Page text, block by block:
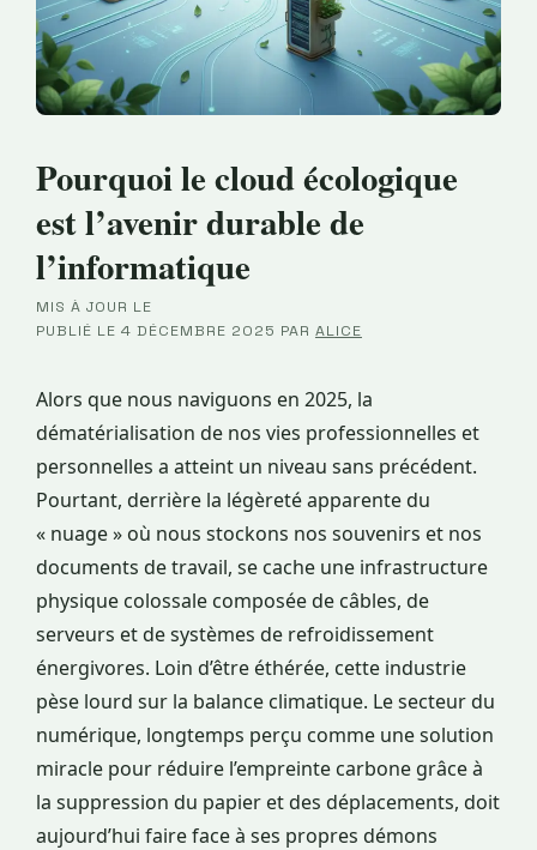
Pourquoi le cloud écologique
est l’avenir durable de
l’informatique
MIS À JOUR LE
·PUBLIÉ LE 4 DÉCEMBRE 2025 PAR ALICE
Alors que nous naviguons en 2025, la
dématérialisation de nos vies professionnelles et
personnelles a atteint un niveau sans précédent.
Pourtant, derrière la légèreté apparente du
« nuage » où nous stockons nos souvenirs et nos
documents de travail, se cache une infrastructure
physique colossale composée de câbles, de
serveurs et de systèmes de refroidissement
énergivores. Loin d’être éthérée, cette industrie
pèse lourd sur la balance climatique. Le secteur du
numérique, longtemps perçu comme une solution
miracle pour réduire l’empreinte carbone grâce à
la suppression du papier et des déplacements, doit
aujourd’hui faire face à ses propres démons